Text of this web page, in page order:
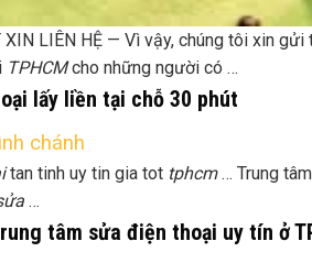
LIÊN HỆ — Vì vậy, chúng tôi xin
TPHCMcho những người có …
lấy liền tại chỗ 30 phút
chánh
tan tinh uy tin gia tot tphcm… Trung tâm
…
tâm sửa điện thoại uy tín ở